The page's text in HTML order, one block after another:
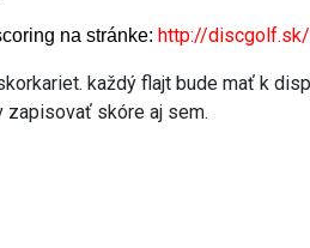
na stránke: http://
každý flajt bude mať k
zapisovať skóre aj sem.